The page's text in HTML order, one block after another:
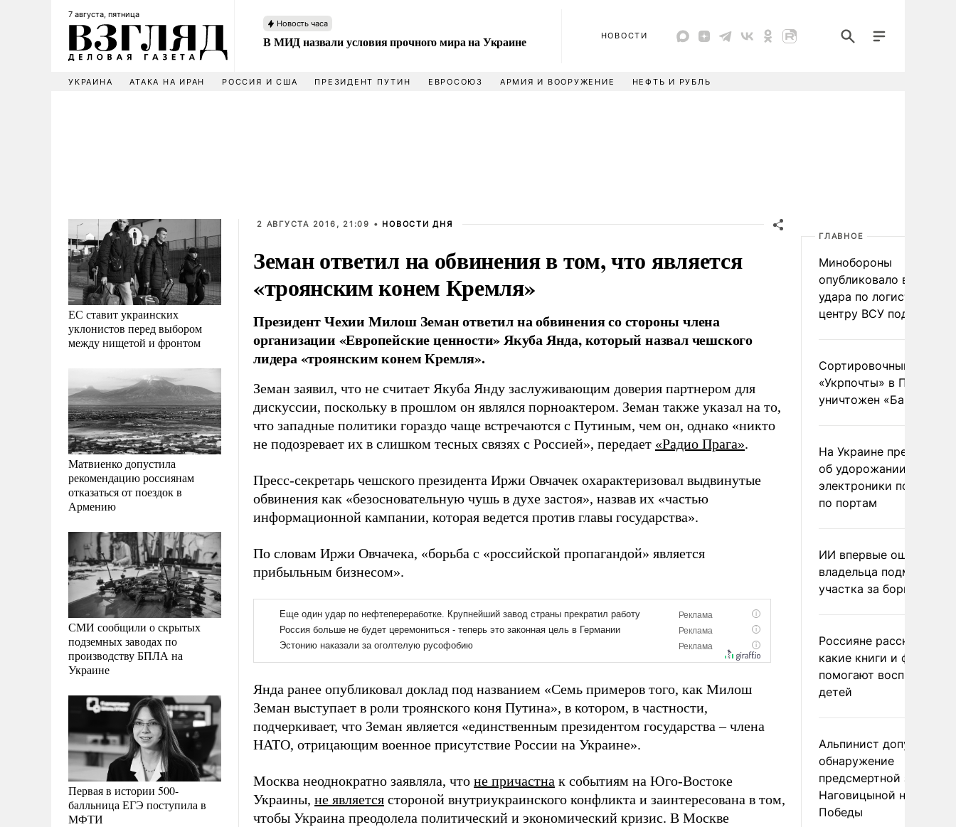
7 августа, пятница
Новость часа
В МИД назвали условия прочного мира на Украине НОВОСТИ
УКРАИНА АТАКА НА ИРАН РОССИЯ И США ПРЕЗИДЕНТ ПУТИН ЕВРОСОЮЗ АРМИЯ И ВООРУЖЕНИЕ НЕФТЬ И РУБЛЬ
ЕС ставит украинских
уклонистов перед выбором
между нищетой и фронтом
Матвиенко допустила
рекомендацию россиянам
отказаться от поездок в
Армению
СМИ сообщили о скрытых
подземных заводах по
производству БПЛА на
Украине
Первая в истории 500-
балльница ЕГЭ поступила в
МФТИ
2 АВГУСТА 2016, 21:09 • НОВОСТИ ДНЯ
Земан ответил на обвинения в том, что является
«троянским конем Кремля»
Президент Чехии Милош Земан ответил на обвинения со стороны члена
организации «Европейские ценности» Якуба Янда, который назвал чешского
лидера «троянским конем Кремля».
Земан заявил, что не считает Якуба Янду заслуживающим доверия партнером для
дискуссии, поскольку в прошлом он являлся порноактером. Земан также указал на то,
что западные политики гораздо чаще встречаются с Путиным, чем он, однако «никто
не подозревает их в слишком тесных связях с Россией», передает «Радио Прага».
Пресс-секретарь чешского президента Иржи Овчачек охарактеризовал выдвинутые
обвинения как «безосновательную чушь в духе застоя», назвав их «частью
информационной кампании, которая ведется против главы государства».
По словам Иржи Овчачека, «борьба с «российской пропагандой» является
прибыльным бизнесом».
Янда ранее опубликовал доклад под названием «Семь примеров того, как Милош
Земан выступает в роли троянского коня Путина», в котором, в частности,
подчеркивает, что Земан является «единственным президентом государства – члена
НАТО, отрицающим военное присутствие России на Украине».
Москва неоднократно заявляла, что не причастна к событиям на Юго-Востоке
Украины, не является стороной внутриукраинского конфликта и заинтересована в том,
чтобы Украина преодолела политический и экономический кризис. В Москве
ГЛАВНОЕ
Минобороны
опубликовало видео
удара по
центру ВСУ под Киевом
Сортировочный пункт
«Укрпочты» в
уничтожен
На Украине
об удорожании
электроники после
по портам
ИИ впервые
владельца
участка за борщевик
Россияне рассказали,
какие книги и фильмы
помогают воспитывать
детей
Альпинист допустил
обнаружение
предсмертной записки
Наговицыной на пике
Победы